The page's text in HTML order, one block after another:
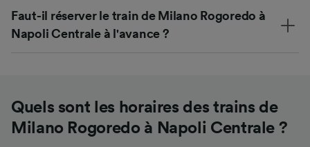
Faut-il réserver le train de Milano Rogoredo à
Napoli Centrale à l'avance ?
Quels sont les horaires des trains de
Milano Rogoredo à Napoli Centrale ?